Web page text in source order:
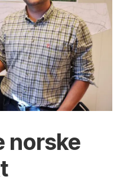
norske